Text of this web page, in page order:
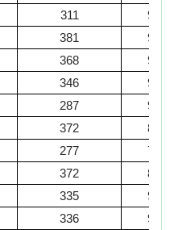
311
92
381
91
368
95
346
91
287
92
372
88
277
79
372
87
335
94
336
92